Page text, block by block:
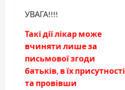
УВАГА!!!!
Такі дії лікар може
вчиняти лише за
письмової згоди
батьків, в їх присутності
та провівши